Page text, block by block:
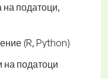
на податоци,
(R, Python)
на податоци